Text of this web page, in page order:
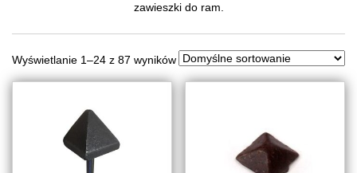
zawieszki do ram.
Wyświetlanie 1–24 z 87 wyników